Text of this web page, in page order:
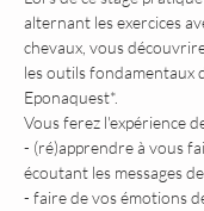
alternant les exercices
chevaux, vous
les outils fondamentaux
Eponaquest*.
Vous ferez l'expérience
- (ré)apprendre à vous
écoutant les messages
- faire de vos émotions